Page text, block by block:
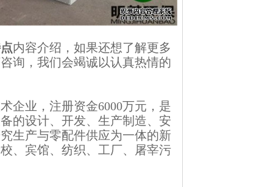
内容介绍，如果还想了解更多
询，我们会竭诚以认真热情的
企业，注册资金6000万元，是
的设计、开发、生产制造、安
生产与零配件供应为一体的新
、宾馆、纺织、工厂、屠宰污